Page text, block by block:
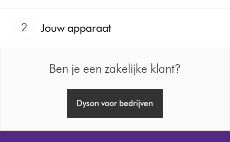
2 Jouw apparaat
Ben je een zakelijke klant?
Dyson voor bedrijven